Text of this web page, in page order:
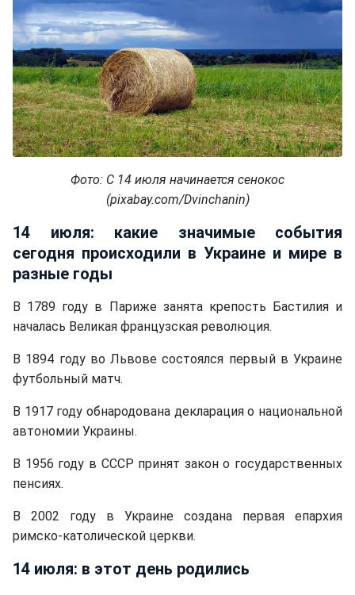
Фото: С 14 июля начинается сенокос
(pixabay.com/Dvinchanin)
14 июля: какие значимые события
сегодня происходили в Украине и мире в
разные годы
В 1789 году в Париже занята крепость Бастилия и
началась Великая французская революция.
В 1894 году во Львове состоялся первый в Украине
футбольный матч.
В 1917 году обнародована декларация о национальной
автономии Украины.
В 1956 году в СССР принят закон о государственных
пенсиях.
В 2002 году в Украине создана первая епархия
римско-католической церкви.
14 июля: в этот день родились